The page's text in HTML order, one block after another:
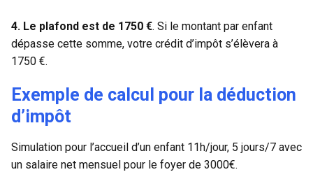
4. Le plafond est de 1750 €. Si le montant par enfant
dépasse cette somme, votre crédit d’impôt s’élèvera à
1750 €.
Exemple de calcul pour la déduction
d’impôt
Simulation pour l’accueil d’un enfant 11h/jour, 5 jours/7 avec
un salaire net mensuel pour le foyer de 3000€.